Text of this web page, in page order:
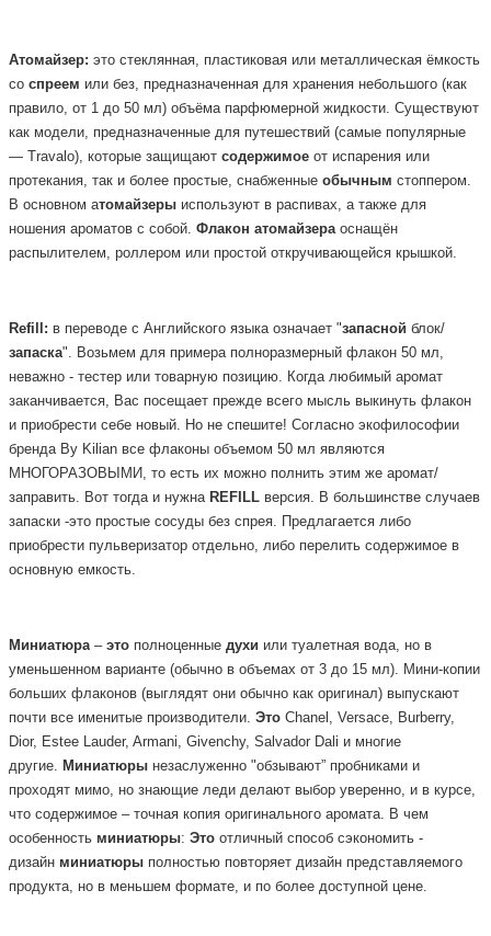
Атомайзер: это стеклянная, пластиковая или металлическая ёмкость
со спреем или без, предназначенная для хранения небольшого (как
правило, от 1 до 50 мл) объёма парфюмерной жидкости. Существуют
как модели, предназначенные для путешествий (самые популярные
— Travalo), которые защищают содержимое от испарения или
протекания, так и более простые, снабженные обычным стоппером.
В основном атомайзеры используют в распивах, а также для
ношения ароматов с собой. Флакон атомайзераоснащён
распылителем, роллером или простой откручивающейся крышкой.
Refill: в переводе с Английского языка означает "запасной блок/
запаска". Возьмем для примера полноразмерный флакон 50 мл,
неважно - тестер или товарную позицию. Когда любимый аромат
заканчивается, Вас посещает прежде всего мысль выкинуть флакон
и приобрести себе новый. Но не спешите! Согласно экофилософии
бренда By Kilian все флаконы объемом 50 мл являются
МНОГОРАЗОВЫМИ, то есть их можно полнить этим же аромат/
заправить. Вот тогда и нужна REFILL версия. В большинстве случаев
запаски -это простые сосуды без спрея. Предлагается либо
приобрести пульверизатор отдельно, либо перелить содержимое в
основную емкость.
Миниатюра – это полноценные духи или туалетная вода, но в
уменьшенном варианте (обычно в объемах от 3 до 15 мл). Мини-копии
больших флаконов (выглядят они обычно как оригинал) выпускают
почти все именитые производители. Это Chanel, Versace, Burberry,
Dior, Estee Lauder, Armani, Givenchy, Salvador Dali и многие
другие. Миниатюры незаслуженно "обзывают” пробниками и
проходят мимо, но знающие леди делают выбор уверенно, и в курсе,
что содержимое – точная копия оригинального аромата. В чем
особенность миниатюры: Это отличный способ сэкономить -
дизайн миниатюры полностью повторяет дизайн представляемого
продукта, но в меньшем формате, и по более доступной цене.